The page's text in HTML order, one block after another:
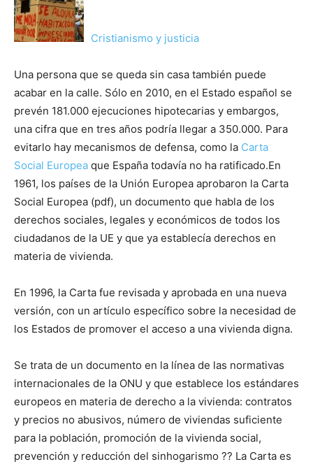
Cristianismo y justicia
Una persona que se queda sin casa también puede
acabar en la calle. Sólo en 2010, en el Estado español se
prevén 181.000 ejecuciones hipotecarias y embargos,
una cifra que en tres años podría llegar a 350.000. Para
evitarlo hay mecanismos de defensa, como la Carta
Social Europea que España todavía no ha ratificado.En
1961, los países de la Unión Europea aprobaron la Carta
Social Europea (pdf), un documento que habla de los
derechos sociales, legales y económicos de todos los
ciudadanos de la UE y que ya establecía derechos en
materia de vivienda.
En 1996, la Carta fue revisada y aprobada en una nueva
versión, con un artículo específico sobre la necesidad de
los Estados de promover el acceso a una vivienda digna.
Se trata de un documento en la línea de las normativas
internacionales de la ONU y que establece los estándares
europeos en materia de derecho a la vivienda: contratos
y precios no abusivos, número de viviendas suficiente
para la población, promoción de la vivienda social,
prevención y reducción del sinhogarismo ?? La Carta es